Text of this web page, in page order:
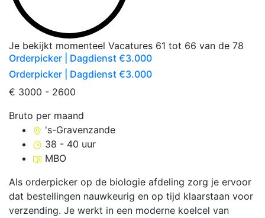
Je bekijkt momenteel Vacatures 61 tot 66 van de 78
Orderpicker | Dagdienst €3.000
Orderpicker | Dagdienst €3.000
€ 3000 - 2600
Bruto per maand
's-Gravenzande
38 - 40 uur
MBO
Als orderpicker op de biologie afdeling zorg je ervoor
dat bestellingen nauwkeurig en op tijd klaarstaan voor
verzending. Je werkt in een moderne koelcel van